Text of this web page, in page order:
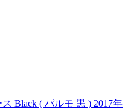
ス Black ( パルモ 黒 ) 2017年